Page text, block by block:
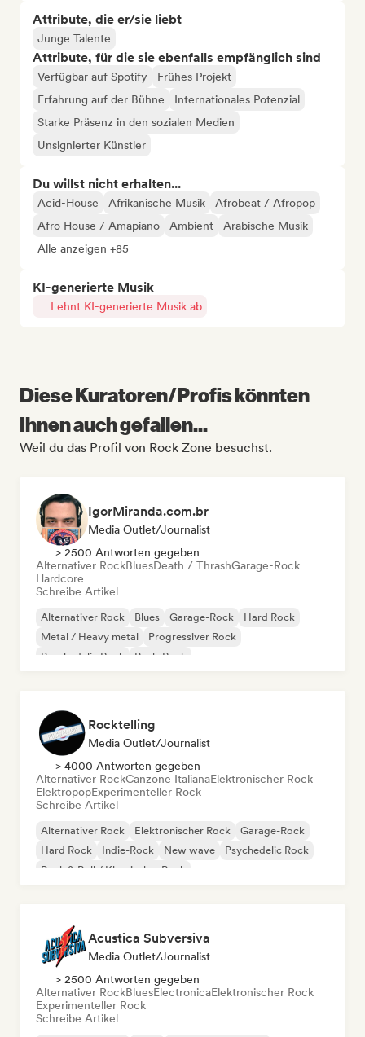
Attribute, die er/sie liebt
Junge Talente
Attribute, für die sie ebenfalls empfänglich sind
Verfügbar auf Spotify
Frühes Projekt
Erfahrung auf der Bühne
Internationales Potenzial
Starke Präsenz in den sozialen Medien
Unsignierter Künstler
Du willst nicht erhalten...
Acid-House Afrikanische Musik
Afrobeat / Afropop
Afro House / Amapiano
Ambient
Arabische Musik
Alle anzeigen +85
KI-generierte Musik
Lehnt KI-generierte Musik ab
Diese Kuratoren/Profis könnten
Ihnen auch gefallen...
Weil du das Profil von Rock Zone besuchst.
IgorMiranda.com.br
Media Outlet/Journalist
> 2500 Antworten gegeben
Alternativer RockBluesDeath / ThrashGarage-Rock
Hardcore
Schreibe Artikel
Alternativer Rock Blues Garage-Rock
Hard Rock
Metal / Heavy metal
Progressiver Rock
Psychedelic Rock
Punk-Rock
Rocktelling
Media Outlet/Journalist
> 4000 Antworten gegeben
Alternativer RockCanzone ItalianaElektronischer Rock
ElektropopExperimenteller Rock
Schreibe Artikel
Alternativer Rock Elektronischer Rock
Garage-Rock
Hard Rock
Indie-Rock New wave
Psychedelic Rock
Rock & Roll / Klassischer Rock
Acustica Subversiva
Media Outlet/Journalist
> 2500 Antworten gegeben
Alternativer RockBluesElectronicaElektronischer Rock
Experimenteller Rock
Schreibe Artikel